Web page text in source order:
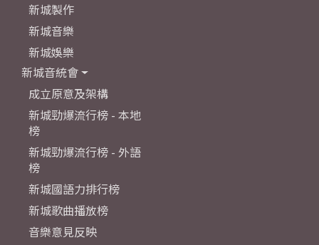
新城製作
新城音樂
新城娛樂
新城音統會
成立原意及架構
新城勁爆流行榜 - 本地
榜
新城勁爆流行榜 - 外語
榜
新城國語力排行榜
新城歌曲播放榜
音樂意見反映